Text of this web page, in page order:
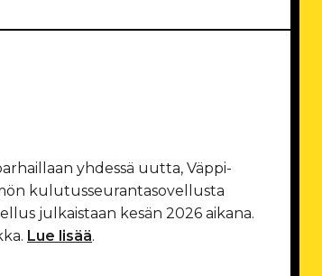
yhdessä uutta, Väppi-
kulutusseurantasovellusta
julkaistaan kesän 2026 aikana.
Lue lisää.